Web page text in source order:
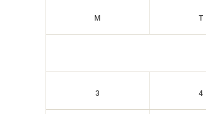
M T
3 4